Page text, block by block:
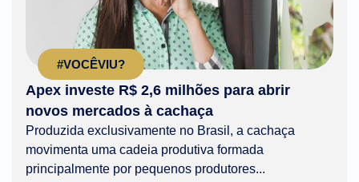
#VOCÊVIU?
Apex investe R$ 2,6 milhões para abrir
novos mercados à cachaça
Produzida exclusivamente no Brasil, a cachaça
movimenta uma cadeia produtiva formada
principalmente por pequenos produtores...